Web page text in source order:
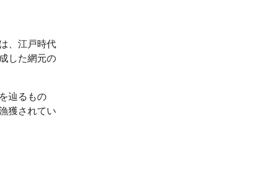
、江戸時代
した網元の
辿るもの
獲されてい